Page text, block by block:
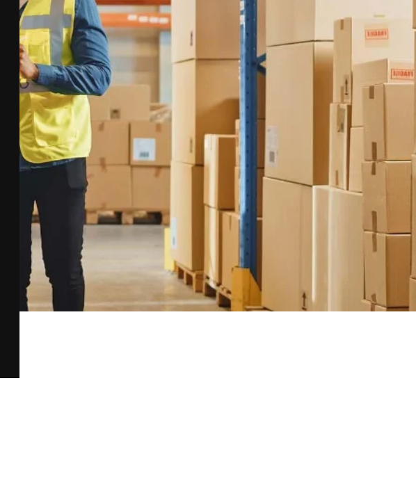
Slowakei Spanien
Türkei Ukraine